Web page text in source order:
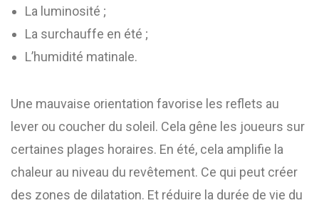
La luminosité ;
La surchauffe en été ;
L’humidité matinale.
Une mauvaise orientation favorise les reflets au
lever ou coucher du soleil. Cela gêne les joueurs sur
certaines plages horaires. En été, cela amplifie la
chaleur au niveau du revêtement. Ce qui peut créer
des zones de dilatation. Et réduire la durée de vie du